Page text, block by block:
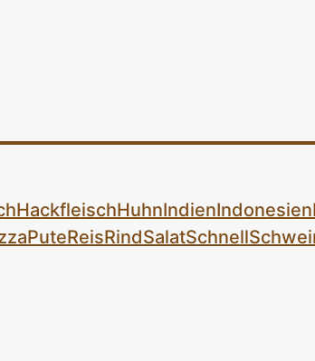
HackfleischHuhnIndienIndonesien
PuteReisRindSalatSchnell